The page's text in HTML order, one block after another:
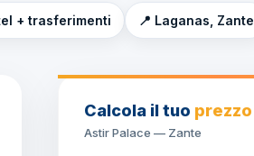
+ trasferimenti 📍 Laganas, Zante
Calcola il tuo prezzo
Astir Palace — Zante